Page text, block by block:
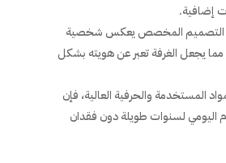
إضافية.
التصميم المخصص يعكس شخصية
يجعل الغرفة تعبر عن هويته بشكل
المستخدمة والحرفية العالية، فإن
اليومي لسنوات طويلة دون فقدان